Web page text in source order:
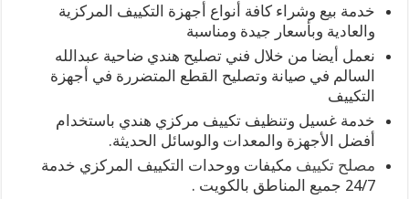
خدمة بيع وشراء كافة أنواع أجهزة التكييف المركزية
والعادية وبأسعار جيدة ومناسبة
نعمل أيضا من خلال فني تصليح هندي ضاحية عبدالله
السالم في صيانة وتصليح القطع المتضررة في أجهزة
التكييف
خدمة غسيل وتنظيف تكييف مركزي هندي باستخدام
أفضل الأجهزة والمعدات والوسائل الحديثة.
مصلح تكييف مكيفات ووحدات التكييف المركزي خدمة
24/7 جميع المناطق بالكويت .